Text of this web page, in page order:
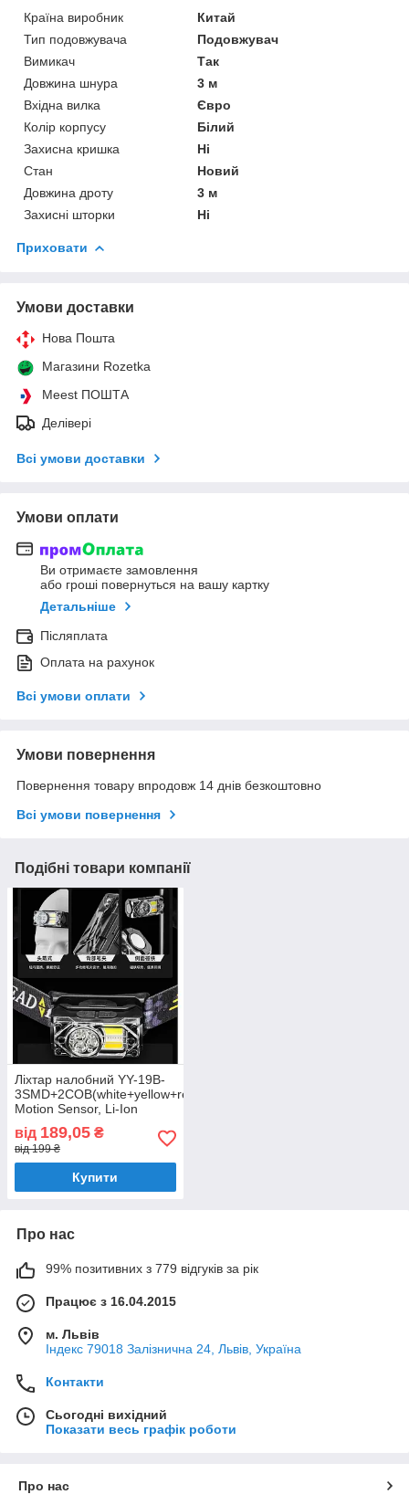
Країна виробник
Китай
Тип подовжувача
Подовжувач
Вимикач
Так
Довжина шнура
3 м
Вхідна вилка
Євро
Колір корпусу
Білий
Захисна кришка
Ні
Стан
Новий
Довжина дроту
3 м
Захисні шторки
Ні
Приховати
Умови доставки
Нова Пошта
Магазини Rozetka
Meest ПОШТА
Делівері
Всі умови доставки
Умови оплати
Ви отримаєте замовлення
або гроші повернуться на вашу картку
Детальніше
Післяплата
Оплата на рахунок
Всі умови оплати
Умови повернення
Повернення товару впродовж 14 днів безкоштовно
Всі умови повернення
Подібні товари компанії
Ліхтар налобний YY-19B-
3SMD+2COB(white+yellow+red),
Motion Sensor, Li-Ion
від 189,05 ₴
від 199 ₴
Купити
Про нас
99% позитивних з 779 відгуків за рік
Працює з 16.04.2015
м. Львів
Індекс 79018 Залізнична 24, Львів, Україна
Контакти
Сьогодні вихідний
Показати весь графік роботи
Про нас